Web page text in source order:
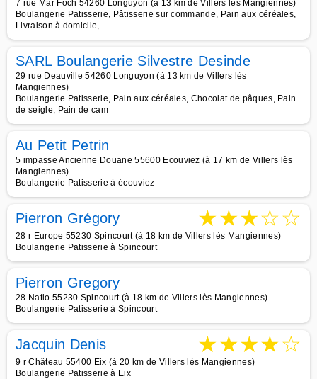
7 rue Mar Foch 54260 Longuyon (à 13 km de Villers lès Mangiennes)
Boulangerie Patisserie, Pâtisserie sur commande, Pain aux céréales,
Livraison à domicile,
SARL Boulangerie Silvestre Desinde
29 rue Deauville 54260 Longuyon (à 13 km de Villers lès
Mangiennes)
Boulangerie Patisserie, Pain aux céréales, Chocolat de pâques, Pain
de seigle, Pain de cam
Au Petit Petrin
5 impasse Ancienne Douane 55600 Ecouviez (à 17 km de Villers lès
Mangiennes)
Boulangerie Patisserie à écouviez
Pierron Grégory ★★★☆☆
28 r Europe 55230 Spincourt (à 18 km de Villers lès Mangiennes)
Boulangerie Patisserie à Spincourt
Pierron Gregory
28 Natio 55230 Spincourt (à 18 km de Villers lès Mangiennes)
Boulangerie Patisserie à Spincourt
Jacquin Denis ★★★★☆
9 r Château 55400 Eix (à 20 km de Villers lès Mangiennes)
Boulangerie Patisserie à Eix